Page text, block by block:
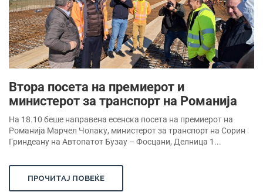
Втора посета на премиерот и
министерот за транспорт на Романија
На 18.10 беше направена есенска посета на премиерот на
Романија Марчел Чолаку, министерот за транспорт на Сорин
Гриндеану на Автопатот Бузау – Фосцани, Делница 1...
ПРОЧИТАЈ ПОВЕЌЕ